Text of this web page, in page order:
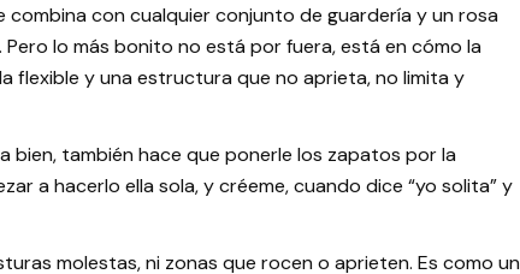
combina con cualquier conjunto de guardería y un rosa
lo más bonito no está por fuera, está en cómo la
flexible y una estructura que no aprieta, no limita y
bien, también hace que ponerle los zapatos por la
a hacerlo ella sola, y créeme, cuando dice “yo solita” y
molestas, ni zonas que rocen o aprieten. Es como un